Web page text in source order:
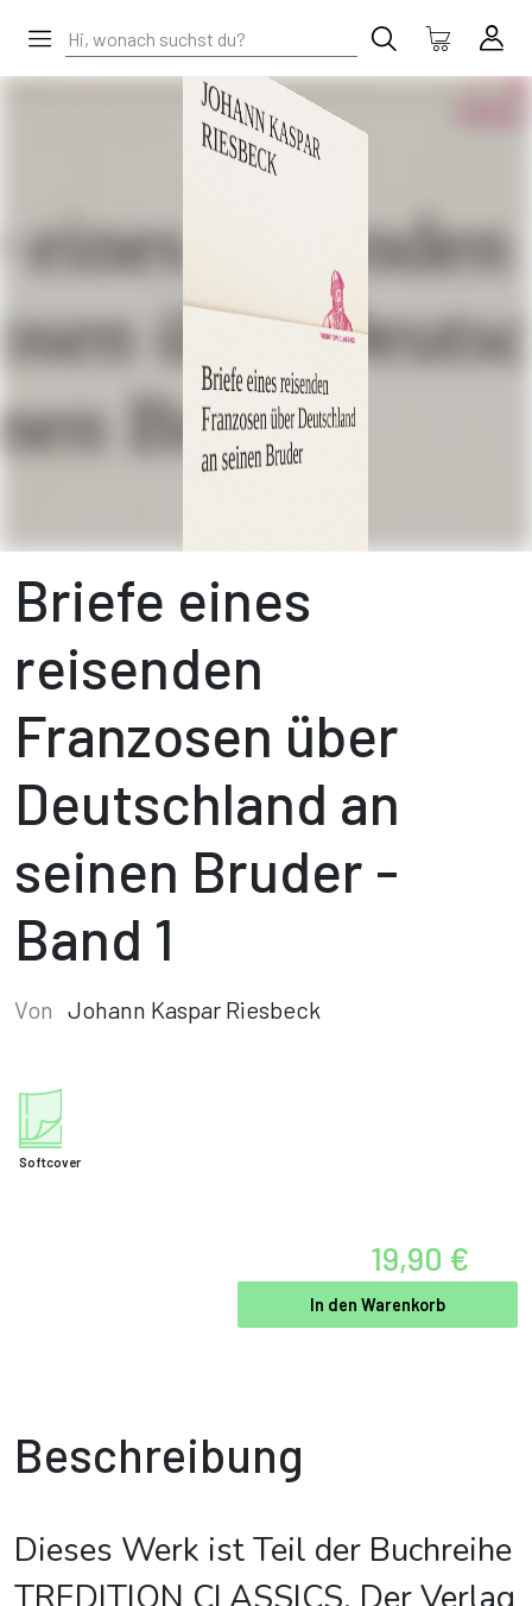
Briefe eines
reisenden
Franzosen über
Deutschland an
seinen Bruder -
Band 1
Von Johann Kaspar Riesbeck
Softcover
19,90 €
In den Warenkorb
Beschreibung
Dieses Werk ist Teil der Buchreihe